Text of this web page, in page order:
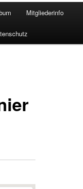
Mitgliederinfo